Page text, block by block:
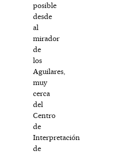
posible
desde
al
mirador
de
los
Aguilares,
muy
cerca
del
Centro
de
Interpretación
de